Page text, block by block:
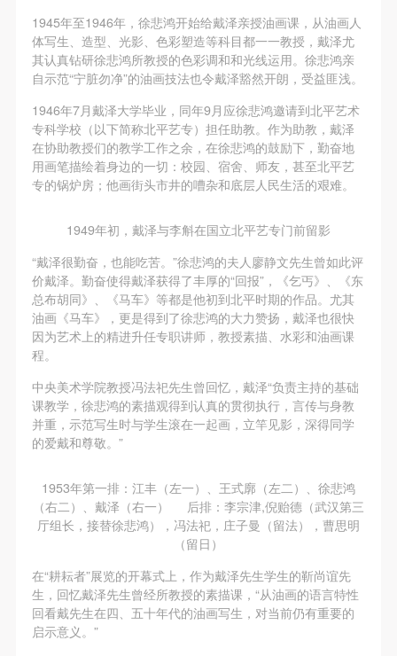
1945年至1946年，徐悲鸿开始给戴泽亲授油画课，从油画人
体写生、造型、光影、色彩塑造等科目都一一教授，戴泽尤
其认真钻研徐悲鸿所教授的色彩调和和光线运用。徐悲鸿亲
自示范“宁脏勿净”的油画技法也令戴泽豁然开朗，受益匪浅。
1946年7月戴泽大学毕业，同年9月应徐悲鸿邀请到北平艺术
专科学校（以下简称北平艺专）担任助教。作为助教，戴泽
在协助教授们的教学工作之余，在徐悲鸿的鼓励下，勤奋地
用画笔描绘着身边的一切：校园、宿舍、师友，甚至北平艺
专的锅炉房；他画街头市井的嘈杂和底层人民生活的艰难。
1949年初，戴泽与李斛在国立北平艺专门前留影
“戴泽很勤奋，也能吃苦。”徐悲鸿的夫人廖静文先生曾如此评
价戴泽。勤奋使得戴泽获得了丰厚的“回报”，《乞丐》、《东
总布胡同》、《马车》等都是他初到北平时期的作品。尤其
油画《马车》，更是得到了徐悲鸿的大力赞扬，戴泽也很快
因为艺术上的精进升任专职讲师，教授素描、水彩和油画课
程。
中央美术学院教授冯法祀先生曾回忆，戴泽“负责主持的基础
课教学，徐悲鸿的素描观得到认真的贯彻执行，言传与身教
并重，示范写生时与学生滚在一起画，立竿见影，深得同学
的爱戴和尊敬。”
1953年第一排：江丰（左一）、王式廓（左二）、徐悲鸿
（右二）、戴泽（右一） 后排：李宗津,倪贻德（武汉第三
厅组长，接替徐悲鸿），冯法祀，庄子曼（留法），曹思明
（留日）
在“耕耘者”展览的开幕式上，作为戴泽先生学生的靳尚谊先
生，回忆戴泽先生曾经所教授的素描课，“从油画的语言特性
回看戴先生在四、五十年代的油画写生，对当前仍有重要的
启示意义。”
与者因个人原因在使用相应绘画工具、创作材料及配
套设备、设施造成个人受伤、伤害他人及造成相应工
具、材料、设备或设施的故障或损坏。参与活动者应
当承当相应的全部责任，并主动赔偿相应的经济损
失。活动中任何非事故当事人及美术馆将不承担人身
事故的任何责任。
中央美术学院美术馆肖像权许可使用协议
根据《中华人民共和国广告法》、《中华人民共和国
人民共和国民法通则》若干问题的意见（试行）>的
有关规定，为明确肖像许可方（甲方）和使用方（乙
方）的权利义务关系，经双方友好协商，甲乙双方就
带有甲方肖像的作品的使用达成如下一致协议：
一、 一般约定
（1）、甲方为本协议中的肖像权人，自愿将自己的
肖像权许可乙方作符合本协议约定和法律规定的用
途。
（2）、乙方中央美术学院美术馆是一所具有标志
院美术馆与时代同行，努力塑造一个开放、自由、学
术的空间氛围，竭诚与各单位、企业、机构、艺术家
和观众进行良好互动。以学院的学术研究为基础，积
极策划国际、国内多视角、多领域的展览、论坛及公
共教育活动，为美院师生、中外艺术家以及社会公众
提供一个交流、学习、展示的平台。作为一家公益性
单位，其开展的公共教育活动以学术性和公益性为
与者因个人原因在使用相应绘画工具、创作材料及配
套设备、设施造成个人受伤、伤害他人及造成相应工
具、材料、设备或设施的故障或损坏。参与活动者应
当承当相应的全部责任，并主动赔偿相应的经济损
失。活动中任何非事故当事人及美术馆将不承担人身
事故的任何责任。
中央美术学院美术馆肖像权许可使用协议
根据《中华人民共和国广告法》、《中华人民共和国
人民共和国民法通则》若干问题的意见（试行）>的
有关规定，为明确肖像许可方（甲方）和使用方（乙
方）的权利义务关系，经双方友好协商，甲乙双方就
带有甲方肖像的作品的使用达成如下一致协议：
一、 一般约定
（1）、甲方为本协议中的肖像权人，自愿将自己的
肖像权许可乙方作符合本协议约定和法律规定的用
途。
（2）、乙方中央美术学院美术馆是一所具有标志
院美术馆与时代同行，努力塑造一个开放、自由、学
术的空间氛围，竭诚与各单位、企业、机构、艺术家
和观众进行良好互动。以学院的学术研究为基础，积
极策划国际、国内多视角、多领域的展览、论坛及公
共教育活动，为美院师生、中外艺术家以及社会公众
提供一个交流、学习、展示的平台。作为一家公益性
单位，其开展的公共教育活动以学术性和公益性为
与者因个人原因在使用相应绘画工具、创作材料及配
套设备、设施造成个人受伤、伤害他人及造成相应工
具、材料、设备或设施的故障或损坏。参与活动者应
当承当相应的全部责任，并主动赔偿相应的经济损
失。活动中任何非事故当事人及美术馆将不承担人身
事故的任何责任。
中央美术学院美术馆肖像权许可使用协议
根据《中华人民共和国广告法》、《中华人民共和国
人民共和国民法通则》若干问题的意见（试行）>的
有关规定，为明确肖像许可方（甲方）和使用方（乙
方）的权利义务关系，经双方友好协商，甲乙双方就
带有甲方肖像的作品的使用达成如下一致协议：
一、 一般约定
（1）、甲方为本协议中的肖像权人，自愿将自己的
肖像权许可乙方作符合本协议约定和法律规定的用
途。
（2）、乙方中央美术学院美术馆是一所具有标志
院美术馆与时代同行，努力塑造一个开放、自由、学
术的空间氛围，竭诚与各单位、企业、机构、艺术家
和观众进行良好互动。以学院的学术研究为基础，积
极策划国际、国内多视角、多领域的展览、论坛及公
共教育活动，为美院师生、中外艺术家以及社会公众
提供一个交流、学习、展示的平台。作为一家公益性
单位，其开展的公共教育活动以学术性和公益性为